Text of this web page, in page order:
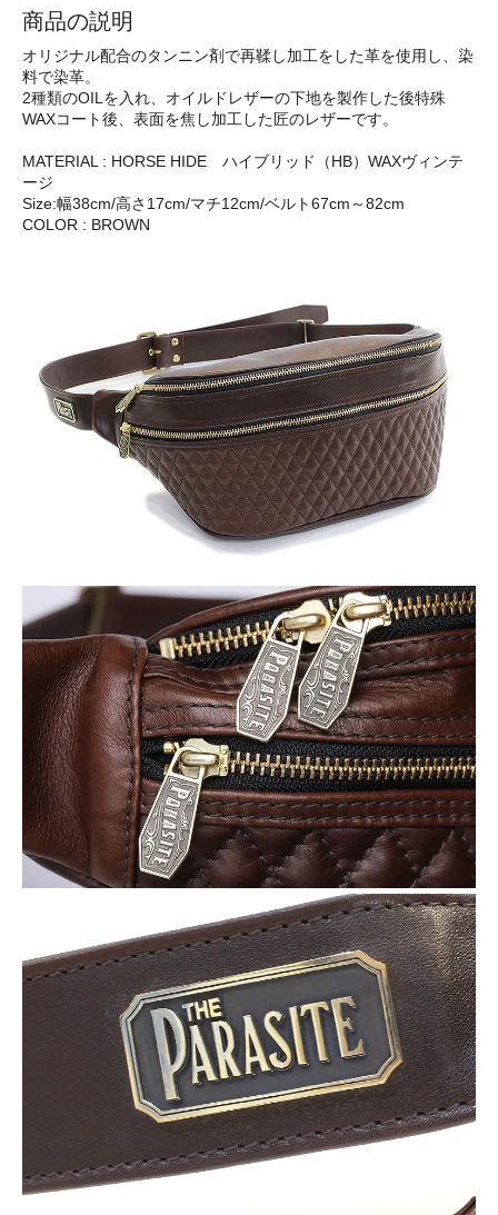
商品の説明
オリジナル配合のタンニン剤で再鞣し加工をした革を使用し、染
料で染革。
2種類のOILを入れ、オイルドレザーの下地を製作した後特殊
WAXコート後、表面を焦し加工した匠のレザーです。
MATERIAL : HORSE HIDE ハイブリッド（HB）WAXヴィンテ
ージ
Size:幅38cm/高さ17cm/マチ12cm/ベルト67cm～82cm
COLOR : BROWN